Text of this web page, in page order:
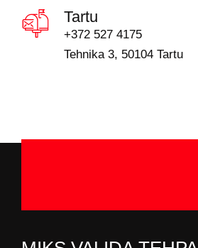
Tartu
+372 527 4175
Tehnika 3, 50104 Tartu